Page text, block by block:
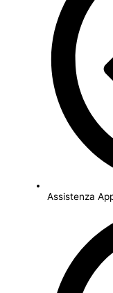
Assistenza